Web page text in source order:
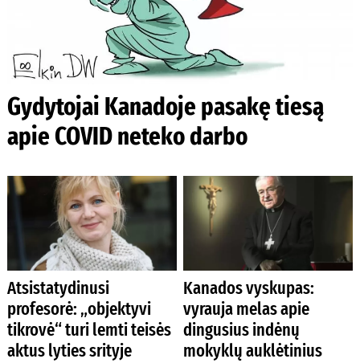
Gydytojai Kanadoje pasakę tiesą
apie COVID neteko darbo
Atsistatydinusi
profesorė: „objektyvi
tikrovė“ turi lemti teisės
aktus lyties srityje
Kanados vyskupas:
vyrauja melas apie
dingusius indėnų
mokyklų auklėtinius